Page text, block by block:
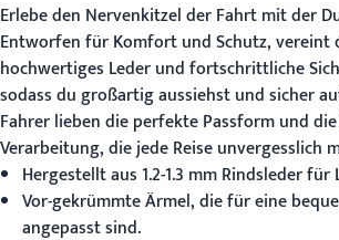
Erlebe den Nervenkitzel der Fahrt mit der
Entworfen für Komfort und Schutz, vereint
hochwertiges Leder und fortschrittliche
sodass du großartig aussiehst und sicher
Fahrer lieben die perfekte Passform und
Verarbeitung, die jede Reise unvergesslich
Hergestellt aus 1.2-1.3 mm Rindsleder
Vor-gekrümmte Ärmel, die für eine
angepasst sind.